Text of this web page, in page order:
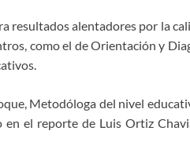
resultados alentadores por la
como el de Orientación y
Metodóloga del nivel
en el reporte de Luis Ortiz